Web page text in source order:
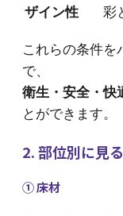
ザイン性
彩
これらの条件を
で、
衛生・安全・快
とができます。
2. 部位別に見
① 床材